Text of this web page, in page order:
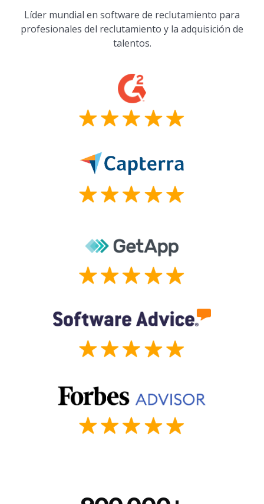
Líder mundial en software de reclutamiento para
profesionales del reclutamiento y la adquisición de
talentos.